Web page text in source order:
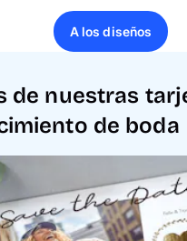
A los diseños
de nuestras
de boda